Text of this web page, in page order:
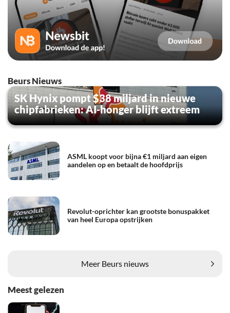
Beurs Nieuws
SK Hynix pompt $38 miljard in nieuwe
chipfabrieken: AI-honger blijft extreem
ASML koopt voor bijna €1 miljard aan eigen
aandelen op en betaalt de hoofdprijs
Revolut-oprichter kan grootste bonuspakket
van heel Europa opstrijken
Meer Beurs nieuws
Meest gelezen